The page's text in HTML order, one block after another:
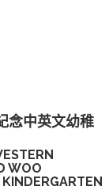
念中英文幼稚
WOO